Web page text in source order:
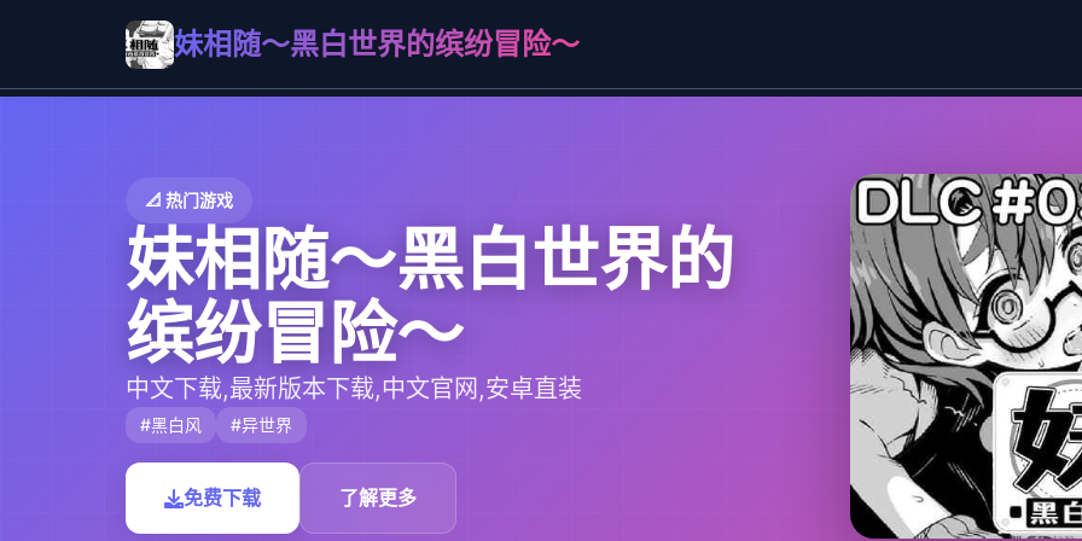
妹相随～黑白世界的缤纷冒险～
📐 热门游戏
妹相随～黑白世界的
缤纷冒险～
中文下载,最新版本下载,中文官网,安卓直装
#黑白风 #异世界
免费下载 了解更多